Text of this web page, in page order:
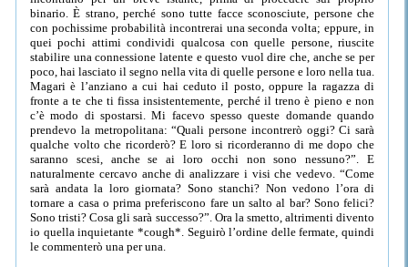
binario. È strano, perché sono tutte facce sconosciute, persone che
con pochissime probabilità incontrerai una seconda volta; eppure, in
quei pochi attimi condividi qualcosa con quelle persone, riuscite
stabilire una connessione latente e questo vuol dire che, anche se per
poco, hai lasciato il segno nella vita di quelle persone e loro nella tua.
Magari è l’anziano a cui hai ceduto il posto, oppure la ragazza di
fronte a te che ti fissa insistentemente, perché il treno è pieno e non
c’è modo di spostarsi. Mi facevo spesso queste domande quando
prendevo la metropolitana: “Quali persone incontrerò oggi? Ci sarà
qualche volto che ricorderò? E loro si ricorderanno di me dopo che
saranno scesi, anche se ai loro occhi non sono nessuno?”. E
naturalmente cercavo anche di analizzare i visi che vedevo. “Come
sarà andata la loro giornata? Sono stanchi? Non vedono l’ora di
tornare a casa o prima preferiscono fare un salto al bar? Sono felici?
Sono tristi? Cosa gli sarà successo?”. Ora la smetto, altrimenti divento
io quella inquietante *cough*. Seguirò l’ordine delle fermate, quindi
le commenterò una per una.